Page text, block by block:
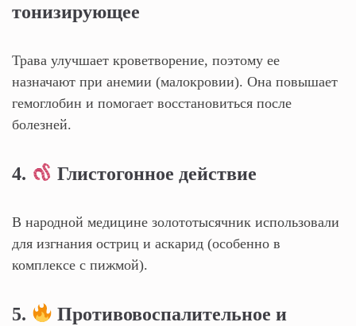
тонизирующее
Трава улучшает кроветворение, поэтому ее
назначают при анемии (малокровии). Она повышает
гемоглобин и помогает восстановиться после
болезней.
4. Глистогонное действие
В народной медицине золототысячник использовали
для изгнания остриц и аскарид (особенно в
комплексе с пижмой).
5.
Противовоспалительное и